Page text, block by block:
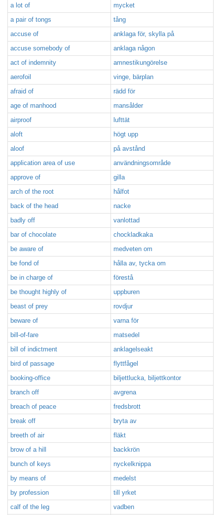
a lot of
mycket
a pair of tongs
tång
accuse of
anklaga för, skylla på
accuse somebody of
anklaga någon
act of indemnity
amnestikungörelse
aerofoil
vinge, bärplan
afraid of
rädd för
age of manhood
mansålder
airproof
lufttät
aloft
högt upp
aloof
på avstånd
application area of use
användningsområde
approve of
gilla
arch of the root
hålfot
back of the head
nacke
badly off
vanlottad
bar of chocolate
chockladkaka
be aware of
medveten om
be fond of
hålla av, tycka om
be in charge of
förestå
be thought highly of
uppburen
beast of prey
rovdjur
beware of
varna för
bill-of-fare
matsedel
bill of indictment
anklagelseakt
bird of passage
flyttfågel
booking-office
biljettlucka, biljettkontor
branch off
avgrena
breach of peace
fredsbrott
break off
bryta av
breeth of air
fläkt
brow of a hill
backkrön
bunch of keys
nyckelknippa
by means of
medelst
by profession
till yrket
calf of the leg
vadben